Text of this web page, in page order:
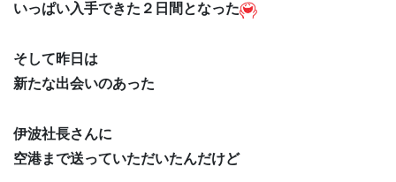
いっぱい入手できた２日間となった
そして昨日は
新たな出会いのあった
伊波社長さんに
空港まで送っていただいたんだけど